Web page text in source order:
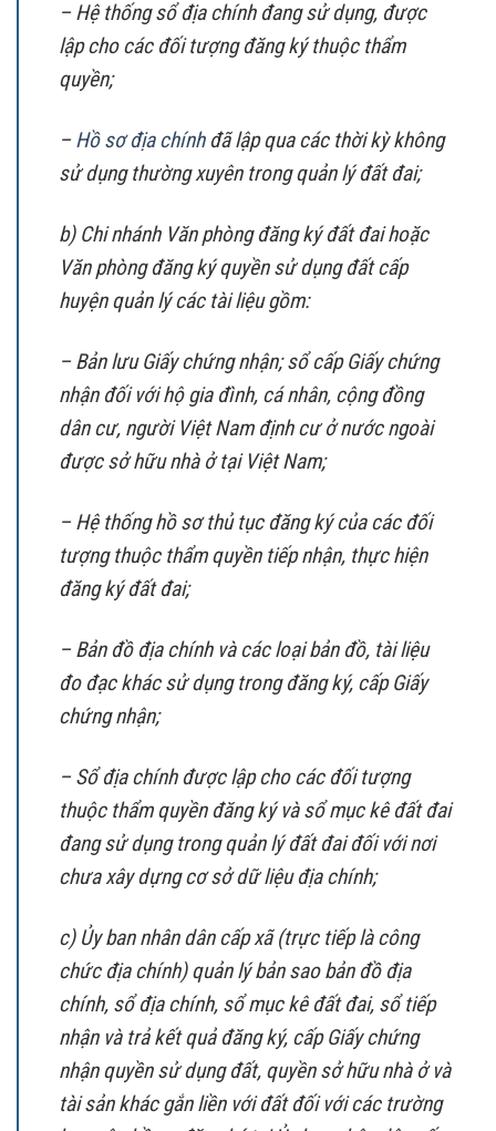
– Hệ thống sổ địa chính đang sử dụng, được
lập cho các đối tượng đăng ký thuộc thẩm
quyền;
– Hồ sơ địa chínhđã lập qua các thời kỳ không
sử dụng thường xuyên trong quản lý đất đai;
b) Chi nhánh Văn phòng đăng ký đất đai hoặc
Văn phòng đăng ký quyền sử dụng đất cấp
huyện quản lý các tài liệu gồm:
– Bản lưu Giấy chứng nhận; sổ cấp Giấy chứng
nhận đối với hộ gia đình, cá nhân, cộng đồng
dân cư, người Việt Nam định cư ở nước ngoài
được sở hữu nhà ở tại Việt Nam;
– Hệ thống hồ sơ thủ tục đăng ký của các đối
tượng thuộc thẩm quyền tiếp nhận, thực hiện
đăng ký đất đai;
– Bản đồ địa chính và các loại bản đồ, tài liệu
đo đạc khác sử dụng trong đăng ký, cấp Giấy
chứng nhận;
– Sổ địa chính được lập cho các đối tượng
thuộc thẩm quyền đăng ký và sổ mục kê đất đai
đang sử dụng trong quản lý đất đai đối với nơi
chưa xây dựng cơ sở dữ liệu địa chính;
c) Ủy ban nhân dân cấp xã (trực tiếp là công
chức địa chính) quản lý bản sao bản đồ địa
chính, sổ địa chính, sổ mục kê đất đai, sổ tiếp
nhận và trả kết quả đăng ký, cấp Giấy chứng
nhận quyền sử dụng đất, quyền sở hữu nhà ở và
tài sản khác gắn liền với đất đối với các trường